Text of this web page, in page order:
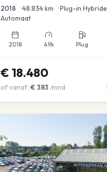
2018 •48.834km •Plug-in Hybride
Automaat
2018 49k Plug
€ 18.480
of vanaf: € 383 /mnd